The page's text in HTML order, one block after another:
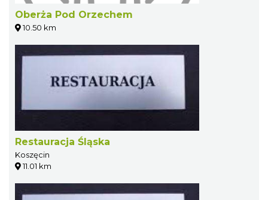
Oberża Pod Orzechem
10.50 km
Restauracja Śląska
Koszęcin
11.01 km